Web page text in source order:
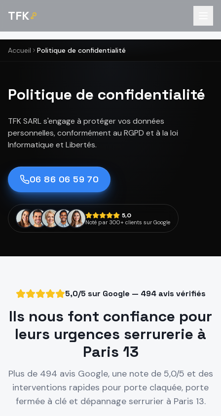
TFK
Accueil Politique de confidentialité
Politique de confidentialité
TFK SARL s'engage à protéger vos données
personnelles, conformément au RGPD et à la loi
Informatique et Libertés.
06 86 06 59 70
5,0
Noté par 300+ clients sur Google
5,0/5 sur Google — 494 avis vérifiés
Ils nous font confiance pour
leurs urgences serrurerie à
Paris 13
Plus de 494 avis Google, une note de 5,0/5 et des
interventions rapides pour porte claquée, porte
fermée à clé et dépannage serrurier à Paris 13.